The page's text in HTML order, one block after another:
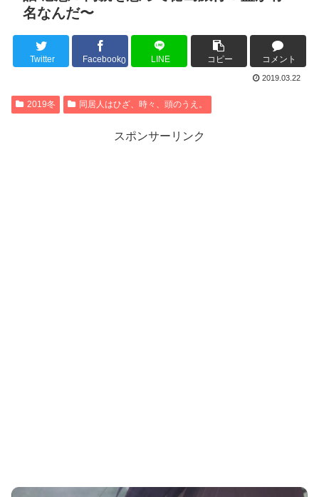
Powered by livedoor 相互RSS
名なんだ〜
Twitter Facebook0 LINE コピー コメント
2019.03.22
2019冬 同居人はひざ、時々、頭のうえ。
スポンサーリンク